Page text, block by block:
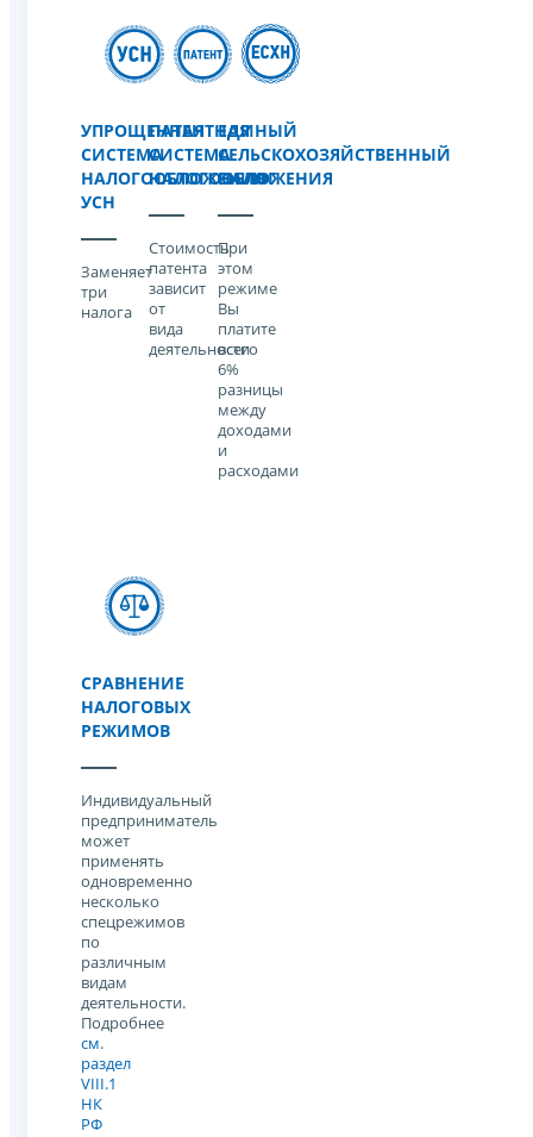
УПРОЩЕННАЯ
СИСТЕМА
НАЛОГООБЛОЖЕНИЯ
УСН
Заменяет
три
налога
ПАТЕНТНАЯ
СИСТЕМА
НАЛОГООБЛОЖЕНИЯ
Стоимость
патента
зависит
от
вида
деятельности
ЕДИНЫЙ
СЕЛЬСКОХОЗЯЙСТВЕННЫЙ
НАЛОГ
При
этом
режиме
Вы
платите
всего
6%
разницы
между
доходами
и
расходами
СРАВНЕНИЕ
НАЛОГОВЫХ
РЕЖИМОВ
Индивидуальный
предприниматель
может
применять
одновременно
несколько
спецрежимов
по
различным
видам
деятельности.
Подробнее
см.
раздел
VIII.1
НК
РФ